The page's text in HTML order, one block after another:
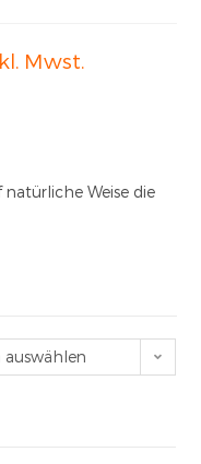
Mwst.
Weise die